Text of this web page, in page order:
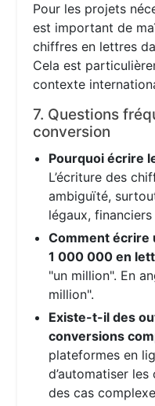
Pour les projets
est important de
chiffres en lettres
Cela est
contexte
7. Questions
conversion
Pourquoi écrire
L’écriture des
ambiguïté,
légaux,
Comment écrire
1 000 000 en
"un million". En
million".
Existe-t-il des
conversions
plateformes en
d’automatiser
des cas